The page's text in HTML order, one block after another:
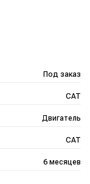
Под заказ
CAT
Двигатель
CAT
6 месяцев